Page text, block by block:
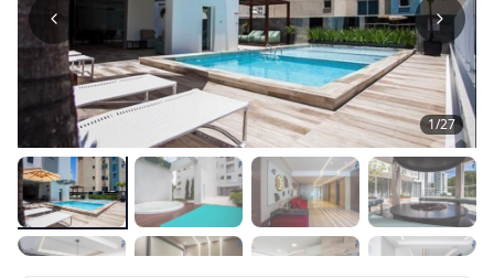
1/27